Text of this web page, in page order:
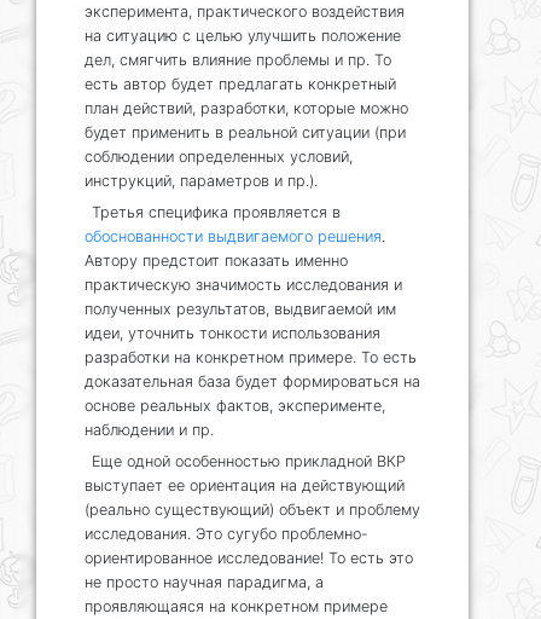
эксперимента, практического воздействия
на ситуацию с целью улучшить положение
дел, смягчить влияние проблемы и пр. То
есть автор будет предлагать конкретный
план действий, разработки, которые можно
будет применить в реальной ситуации (при
соблюдении определенных условий,
инструкций, параметров и пр.).
Третья специфика проявляется в
обоснованности выдвигаемого решения
Автору предстоит показать именно
практическую значимость исследования и
полученных результатов, выдвигаемой им
идеи, уточнить тонкости использования
разработки на конкретном примере. То есть
доказательная база будет формироваться на
основе реальных фактов, эксперименте,
наблюдении и пр.
Еще одной особенностью прикладной ВКР
выступает ее ориентация на действующий
(реально существующий) объект и проблему
исследования. Это сугубо проблемно-
ориентированное исследование! То есть это
не просто научная парадигма, а
проявляющаяся на конкретном примере